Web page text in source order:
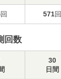
回 571回
回数
30
日間